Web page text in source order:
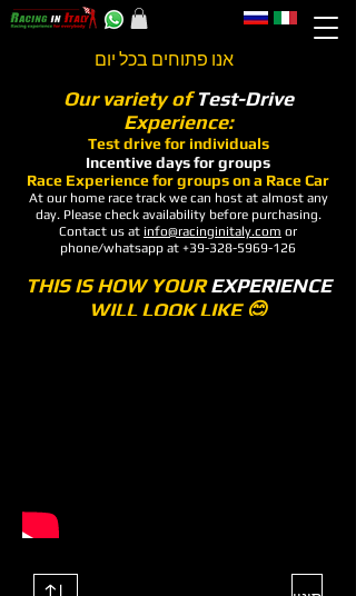
אנו פתוחים בכל יום
Our variety ofTest-Drive
Experience:
Test drive for individuals
Incentive days for groups
Race Experiencefor groups on a Race Car
At our home race track we can host at almost any
day. Please check availability before purchasing.
Contact us at info@racinginitaly.com or
phone/whatsapp at +39-328-5969-126
THIS IS HOW YOUREXPERIENCE
WILL LOOK LIKE 😊